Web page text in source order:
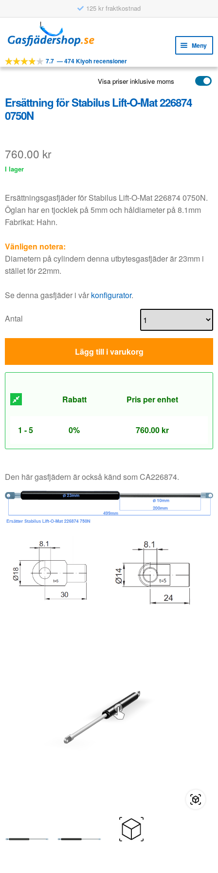
125 kr fraktkostnad
till
navigering
till
innehåll
Meny
VERKTYG
APPLIKATIONER
KUNDSERVICE
7.7 —474 Kiyoh recensioner
Visa priser inklusive moms
Ersättning för Stabilus Lift-O-Mat 226874
0750N
760.00 kr
I lager
Ersättningsgasfjäder för Stabilus Lift-O-Mat 226874 0750N.
Öglan har en tjocklek på 5mm och håldiameter på 8.1mm
Fabrikat: Hahn.
Vänligen notera:
Diametern på cylindern denna utbytesgasfjäder är 23mm i
stället för 22mm.
Se denna gasfjäder i vår konfigurator.
Antal
Lägg till i varukorg
Rabatt Pris per enhet
1 - 5 0% 760.00 kr
Den här gasfjädern är också känd som CA226874.